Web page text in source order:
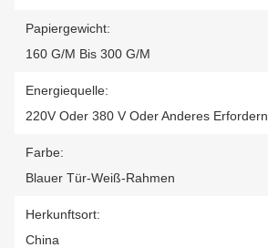
Papiergewicht:
160 G/M Bis 300 G/M
Energiequelle:
220V Oder 380 V Oder Anderes Erfordern
Farbe:
Blauer Tür-Weiß-Rahmen
Herkunftsort:
China